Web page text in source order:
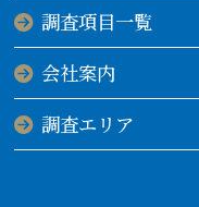
調査項目一覧
会社案内
調査エリア